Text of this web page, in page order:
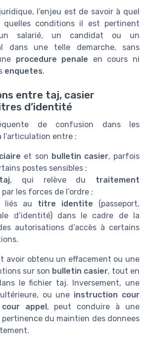
l’enjeu est de savoir à quel
quelles conditions il est pertinent
un salarié, un candidat ou un
dans une telle demarche, sans
procedure penale en cours ni
enquetes.
entre taj, casier
d’identité
de confusion dans les
entre :
et son bulletin casier, parfois
postes sensibles ;
, qui relève du traitement
par les forces de l’ordre ;
liés au titre identite (passeport,
d’identité) dans le cadre de la
autorisations d’accès à certains
avoir obtenu un effacement ou une
sur son bulletin casier, tout en
le fichier taj. Inversement, une
ultérieure, ou une instruction cour
cour appel, peut conduire à une
du maintien des donnees